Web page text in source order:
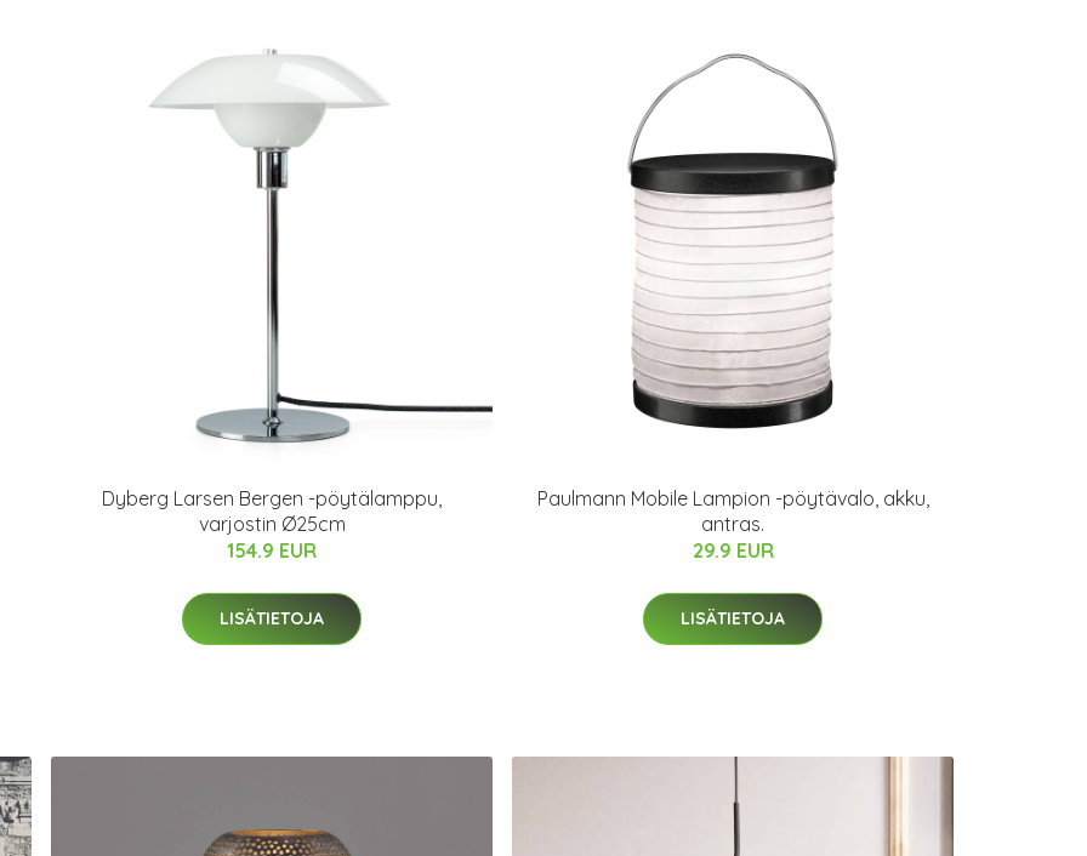
Dyberg Larsen Bergen -pöytälamppu,
varjostin Ø25cm
154.9 EUR
LISÄTIETOJA
Paulmann Mobile Lampion -pöytävalo, akku,
antras.
29.9 EUR
LISÄTIETOJA